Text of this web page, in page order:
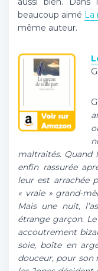
beaucoup aimé La
même auteur.
maltraités. Quand
enfin rassurée
leur est arrachée
« vraie » grand-
Mais une nuit,
étrange garçon.
accoutrement
soie, boîte en
douceur, pour son